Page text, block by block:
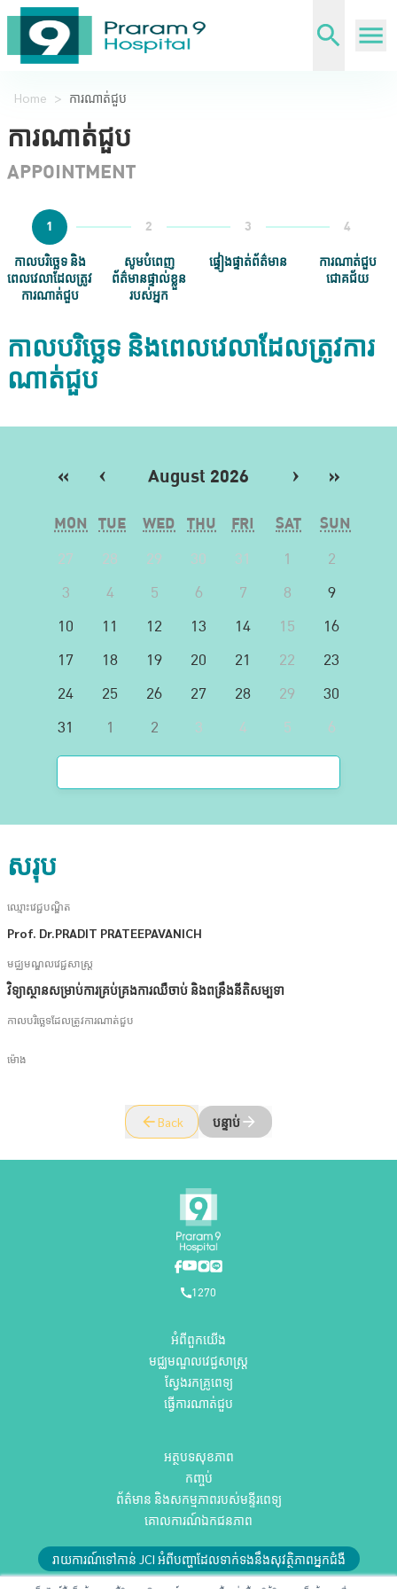
Home > ការណាត់ជួប
ការណាត់ជួប
APPOINTMENT
1 2 3 4
កាលបរិច្ឆេទ និង
ពេលវេលាដែលត្រូវ
ការណាត់ជួប
សូមបំពេញ
ព័ត៌មានផ្ទាល់ខ្លួន
របស់អ្នក
ផ្ទៀងផ្ទាត់ព័ត៌មាន
ការណាត់ជួប
ជោគជ័យ
កាលបរិច្ឆេទ និងពេលវេលាដែលត្រូវការ
ណាត់ជួប
« ‹ August 2026 › »
MON TUE WED THU FRI SAT
SUN
27
28 29 30 31 1
2
3
4 5 6 7 8
9
10
11 12 13 14 15
16
17
18 19 20 21 22
23
24
25 26 27 28 29
30
31
1 2 3 4 5 6
សរុប
ឈ្មោះវេជ្ជបណ្ឌិត
Prof. Dr.PRADIT PRATEEPAVANICH
មជ្ឈមណ្ឌលវេជ្ជសាស្ត្រ
វិទ្យាស្ថានសម្រាប់ការគ្រប់គ្រងការឈឺចាប់ និងពន្រឹងនីតិសម្បទា
កាលបរិច្ឆេទដែលត្រូវការណាត់ជួប
ម៉ោង
Back បន្ទាប់
1270
អំពីពួកយើង
មជ្ឈមណ្ឌលវេជ្ជសាស្ត្រ
ស្វែងរកគ្រូពេទ្យ
ធ្វើការណាត់ជួប
អត្ថបទសុខភាព
កញ្ចប់
ព័ត៌មាន និងសកម្មភាពរបស់មន្ទីរពេទ្យ
គោលការណ៍ឯកជនភាព
រាយការណ៍ទៅកាន់ JCI អំពីបញ្ហាដែលទាក់ទងនឹងសុវត្ថិភាពអ្នកជំងឺ